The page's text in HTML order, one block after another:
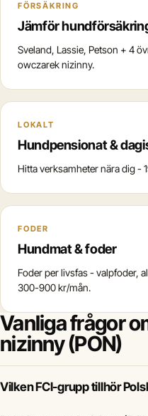
FÖRSÄKRING
Jämför
Sveland, Lassie, Petson + 4
owczarek nizinny.
LOKALT
Hundpensionat &
Hitta verksamheter nära dig -
FODER
Hundmat & foder
Foder per livsfas - valpfoder,
300-900 kr/mån.
Vanliga frågor
nizinny (PON)
Vilken FCI-grupp tillhör